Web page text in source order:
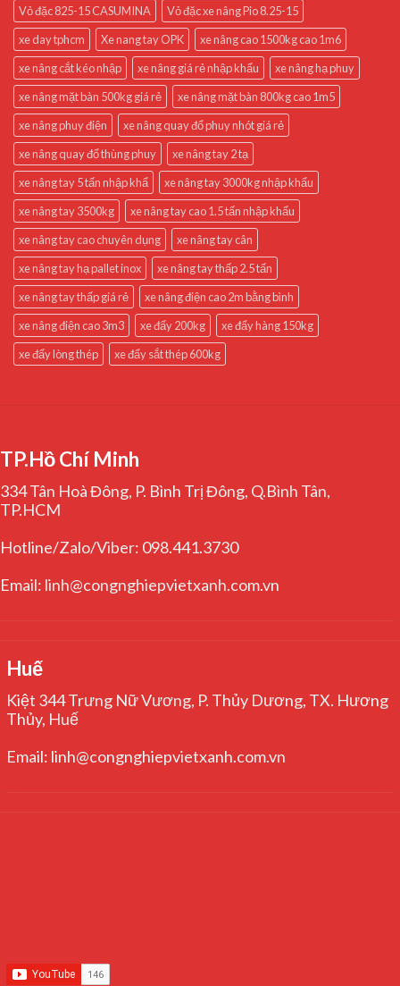
Vỏ đặc 825-15 CASUMINA
Vỏ đặc xe nâng Pio 8.25-15
xe day tphcm
Xe nang tay OPK
xe nâng cao 1500kg cao 1m6
xe nâng cắt kéo nhập
xe nâng giá rẻ nhập khẩu
xe nâng hạ phuy
xe nâng mặt bàn 500kg giá rẻ
xe nâng mặt bàn 800kg cao 1m5
xe nâng phuy điện
xe nâng quay đổ phuy nhót giá rẻ
xe nâng quay đổ thùng phuy
xe nâng tay 2 tạ
xe nâng tay 5 tấn nhập khẩ
xe nâng tay 3000kg nhập khẩu
xe nâng tay 3500kg
xe nâng tay cao 1.5 tấn nhập khẩu
xe nâng tay cao chuyên dụng
xe nâng tay cân
xe nâng tay hạ pallet inox
xe nâng tay thấp 2.5 tấn
xe nâng tay thấp giá rẻ
xe nâng điện cao 2m bằng bình
xe nâng điện cao 3m3
xe đẩy 200kg
xe đẩy hàng 150kg
xe đẩy lòng thép
xe đẩy sắt thép 600kg
TP.Hồ Chí Minh
334 Tân Hoà Đông, P. Bình Trị Đông, Q.Bình Tân,
TP.HCM
Hotline/Zalo/Viber: 098.441.3730
Email: linh@congnghiepvietxanh.com.vn
Huế
Kiệt 344 Trưng Nữ Vương, P. Thủy Dương, TX. Hương
Thủy, Huế
Email: linh@congnghiepvietxanh.com.vn